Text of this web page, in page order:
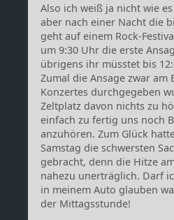
Also ich weiß ja nicht wie
aber nach einer Nacht die
geht auf einem Rock-
um 9:30 Uhr die erste
übrigens ihr müsstet bis
Zumal die Ansage zwar am
Konzertes durchgegeben
Zeltplatz davon nichts zu
einfach zu fertig uns noch
anzuhören. Zum Glück
Samstag die schwersten
gebracht, denn die Hitze
nahezu unerträglich. Darf
in meinem Auto glauben
der Mittagsstunde!